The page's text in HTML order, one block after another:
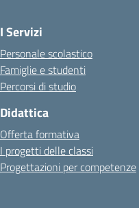
I Servizi
Personale scolastico
Famiglie e studenti
Percorsi di studio
Didattica
Offerta formativa
I progetti delle classi
Progettazioni per competenze